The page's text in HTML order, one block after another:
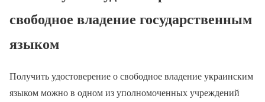
свободное владение государственным
языком
Получить удостоверение о свободное владение украинским
языком можно в одном из уполномоченных учреждений